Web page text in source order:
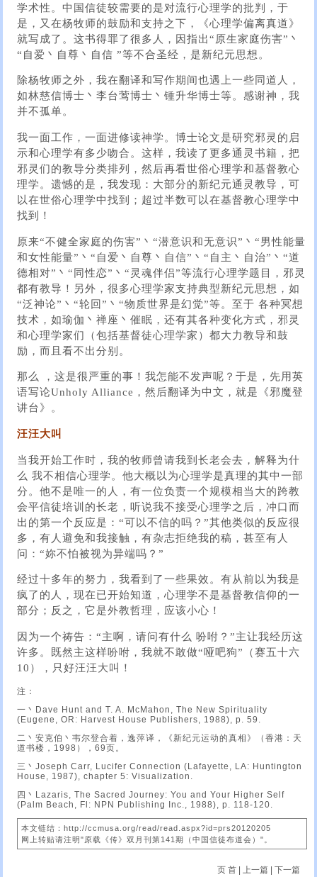
学术性。中国信徒较需要的是对流行心理学的批判，于
是，又在杨牧师的鼓励和支持之下，《心理学偏离真道》
就写成了。这书得罪了很多人，因指出“原生家庭伤害”丶
“自爱丶自尊丶自信 ”等不合圣经，是新纪元思想。
除杨牧师之外，我在翻译和写作期间也遇上一些同道人，
如林慈信博士丶李台莺博士丶锺升华博士等。感谢神，我
并不孤单。
我一面工作，一面进修读神学。博士论文是研究邪灵的启
示和心理学有多少吻合。这样，我读了更多通灵书籍，把
邪灵们的教导分类排列，然后再看世俗心理学和基督教心
理学。遗憾的是，我发现：大部分的新纪元通灵教导，可
以在世俗心理学中找到；超过半数可以在基督教心理学中
找到！
原来“不健全家庭的伤害”丶“潜意识和无意识”丶“男性能量
和女性能量”丶“自爱丶自尊丶自信”丶“自主丶自治”丶“道
德相对”丶“同性恋”丶“灵魂伴侣”等流行心理学题目，邪灵
都有教导！另外，很多心理学家支持典型新纪元思想，如
“泛神论”丶“轮回”丶“物质世界是幻觉”等。至于 各种冥想
技术，如瑜伽丶禅座丶催眠，还有其各种变化方式，邪灵
和心理学家们（包括基督徒心理学家）都大力教导和鼓
励，而且看不出分别。
那么 ，这是很严重的事！我怎能不发声呢？于是，先用英
语写论Unholy Alliance，然后翻译为中文，就是《邪魔登
讲台》。
汪汪大叫
当我开始工作时，我的牧师曾请我到长老会去，解释为什
么 我不相信心理学。他大概以为心理学是真理的其中一部
分。他不是唯一的人，有一位负责一个规模相当大的跨教
会平信徒培训的长老，听说我不接受心理学之后，冲口而
出的第一个反应是：“可以不信的吗？”其他类似的反应很
多，有人避免和我接触，有杂志拒绝我的稿，甚至有人
问：“妳不怕被视为异端吗？”
经过十多年的努力，我看到了一些果效。有从前以为我是
疯了的人，现在已开始知道，心理学不是基督教信仰的一
部分；反之，它是外教哲理，应该小心！
因为一个祷告：“主啊，请问有什么 吩咐？”主让我经历这
许多。既然主这样吩咐，我就不敢做“哑吧狗”（赛五十六
10），只好汪汪大叫！
注：
一丶Dave Hunt and T. A. McMahon, The New Spirituality
(Eugene, OR: Harvest House Publishers, 1988), p. 59.
二丶安克伯丶韦尔登合着，逸萍译，《新纪元运动的真相》（香港：天
道书楼，1998），69页。
三丶Joseph Carr, Lucifer Connection (Lafayette, LA: Huntington
House, 1987), chapter 5: Visualization.
四丶Lazaris, The Sacred Journey: You and Your Higher Self
(Palm Beach, Fl: NPN Publishing Inc., 1988), p. 118-120.
本文链结：http://ccmusa.org/read/read.aspx?id=prs20120205
网上转贴请注明"原载《传》双月刊第141期（中国信徒布道会）"。
页 首 | 上一篇| 下一篇